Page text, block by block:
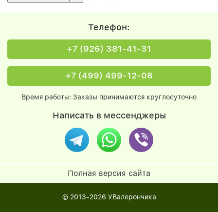
Телефон:
+7 (926) 381-41-31
+7 (499) 499-12-08
Время работы: Заказы принимаются круглосуточно
Написать в мессенджеры
Полная версия сайта
© 2013-2026 УВалерончика